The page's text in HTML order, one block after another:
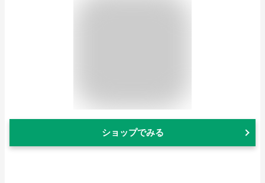
ショップでみる